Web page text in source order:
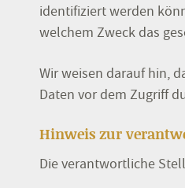
identifiziert werden
welchem Zweck das
Wir weisen darauf hin,
Daten vor dem Zugriff
Hinweis zur
Die verantwortliche